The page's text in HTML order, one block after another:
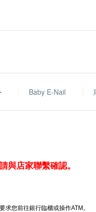
Baby E-Nail
與店家聯繫確認。
您前往銀行臨櫃或操作ATM。